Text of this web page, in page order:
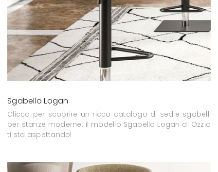
Sgabello Logan
Clicca per scoprire un ricco catalogo di sedie sgabelli
per stanze moderne: il modello Sgabello Logan di Ozzio
ti sta aspettando!